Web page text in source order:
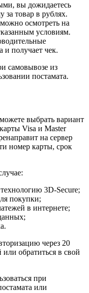
вы дожидаетесь
за товар в рублях.
осмотреть на
условиям.
и получает чек.
самовывозе из
постамата.
выбрать вариант
Visa и Master
на сервер
номер карты, срок
3D-Secure;
покупки;
в интернете;
через 20
или обратиться в свой
при
или